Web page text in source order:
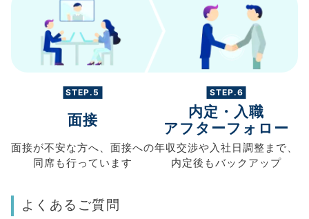
STEP.5
面接
面接が不安な方へ、 面接への
同席も行っています
STEP.6
内定・入職
アフターフォロー
年収交渉や入社日調整まで、
内定後もバックアップ
よくあるご質問